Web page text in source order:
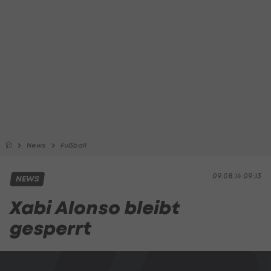
News Fußball
09.08.14 09:13
NEWS
Xabi Alonso bleibt
gesperrt